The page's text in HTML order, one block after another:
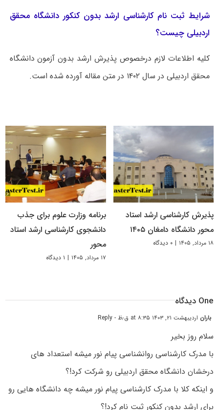
شرایط ثبت نام کارشناسی ارشد بدون کنکور دانشگاه محقق
اردبیلی چیست؟
کلیه اطلاعات لازم درخصوص پذیرش ارشد بدون آزمون دانشگاه
محقق اردبیلی در سال ۱۴۰۲ در متن مقاله آورده شده است.
پذیرش کارشناسی ارشد استاد
محور دانشگاه دامغان ۱۴۰۵
۱۸ مرداد, ۱۴۰۵ | ۰ دیدگاه
برنامه وزارت علوم برای جذب
دانشجوی کارشناسی ارشد استاد
محور
۱۷ مرداد, ۱۴۰۵ | ۱ دیدگاه
One دیدگاه
باران اردیبهشت ۲۱, ۱۴۰۳ at ۸:۳۵ ق٫ظ - Reply
سلام روز بخیر
با مدرک کارشناسی روانشناسی پیام نور میشه استعداد های
درخشان دانشگاه محقق اردبیلی رو شرکت کرد!؟
و اینکه کلا با مدرک کارشناسی پیام نور میشه چه دانشگاه هایی رو
برای ارشد بدون کنکور ثبت نام کرد!؟